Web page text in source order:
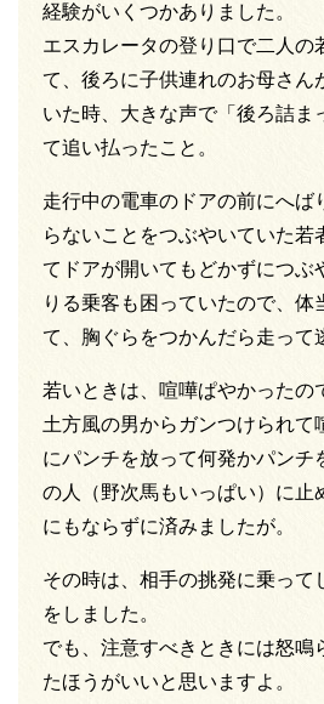
経験がいくつかありました。
エスカレータの登り口で二人の
て、後ろに子供連れのお母さん
いた時、大きな声で「後ろ詰ま
て追い払ったこと。
走行中の電車のドアの前にへば
らないことをつぶやいていた若
てドアが開いてもどかずにつぶ
りる乗客も困っていたので、体
て、胸ぐらをつかんだら走って
若いときは、喧嘩ぱやかったの
土方風の男からガンつけられて
にパンチを放って何発かパンチ
の人（野次馬もいっぱい）に止
にもならずに済みましたが。
その時は、相手の挑発に乗って
をしました。
でも、注意すべきときには怒鳴
たほうがいいと思いますよ。